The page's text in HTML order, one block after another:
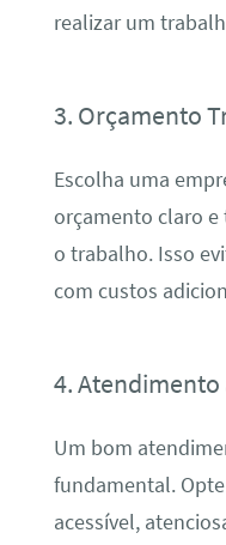
realizar um
3. Orçamento
Escolha uma
orçamento claro e
o trabalho. Isso
com custos
4. Atendimento
Um bom
fundamental.
acessível,